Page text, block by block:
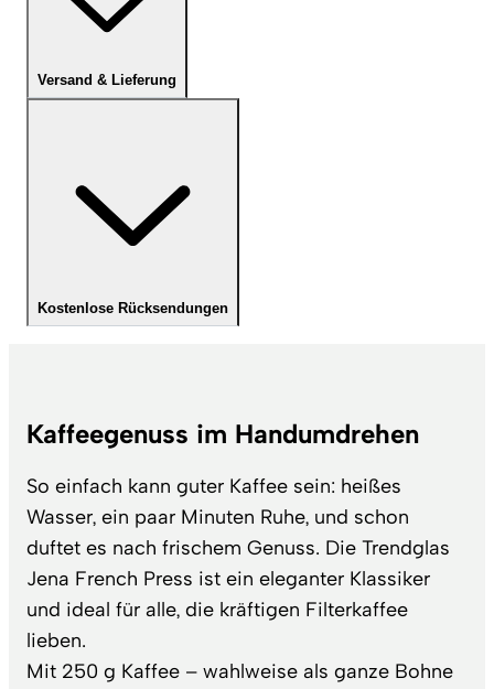
Versand & Lieferung
Kostenlose Rücksendungen
Kaffeegenuss im Handumdrehen
So einfach kann guter Kaffee sein: heißes
Wasser, ein paar Minuten Ruhe, und schon
duftet es nach frischem Genuss. Die Trendglas
Jena French Press ist ein eleganter Klassiker
und ideal für alle, die kräftigen Filterkaffee
lieben.
Mit 250 g Kaffee – wahlweise als ganze Bohne